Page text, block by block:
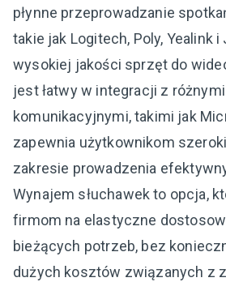
płynne przeprowadzanie
takie jak Logitech, Poly, Yealink
wysokiej jakości sprzęt do
jest łatwy w integracji z
komunikacyjnymi, takimi jak
zapewnia użytkownikom
zakresie prowadzenia
Wynajem słuchawek to opcja,
firmom na elastyczne
bieżących potrzeb, bez
dużych kosztów związanych z